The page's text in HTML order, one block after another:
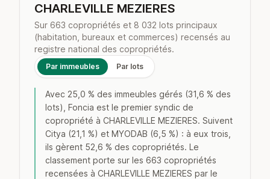
CHARLEVILLE MEZIERES
Sur 663 copropriétés et 8 032 lots principaux
(habitation, bureaux et commerces) recensés au
registre national des copropriétés.
Par immeubles Par lots
Avec 25,0 % des immeubles gérés (31,6 % des
lots), Foncia est le premier syndic de
copropriété à CHARLEVILLE MEZIERES. Suivent
Citya (21,1 %) et MYODAB (6,5 %) : à eux trois,
ils gèrent 52,6 % des copropriétés. Le
classement porte sur les 663 copropriétés
recensées à CHARLEVILLE MEZIERES par le